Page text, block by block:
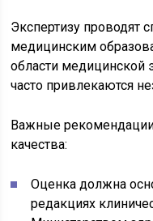
Экспертизу проводят
медицинским
области медицинской
часто привлекаются
Важные
качества:
Оценка должна
редакциях